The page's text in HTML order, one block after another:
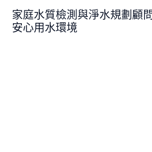
家庭水質檢測與淨水規劃顧
安心用水環境